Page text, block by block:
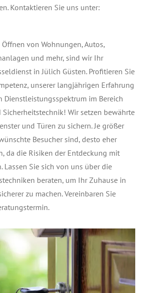
Kontaktieren Sie uns unter:
von Wohnungen, Autos,
und mehr, sind wir Ihr
in Jülich Güsten. Profitieren Sie
unserer langjährigen Erfahrung
Dienstleistungsspektrum im Bereich
Wir setzen bewährte
und Türen zu sichern. Je größer
Besucher sind, desto eher
da die Risiken der Entdeckung mit
Lassen Sie sich von uns über die
beraten, um Ihr Zuhause in
zu machen. Vereinbaren Sie